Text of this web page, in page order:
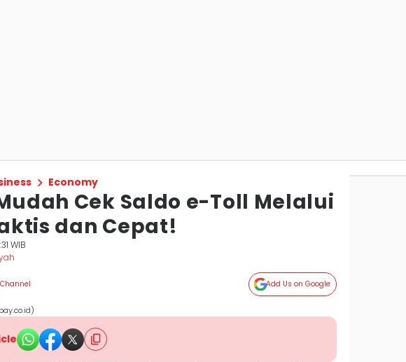
Economy
Cek Saldo e-Toll Melalui
dan Cepat!
WIB
Channel Add Us on Google